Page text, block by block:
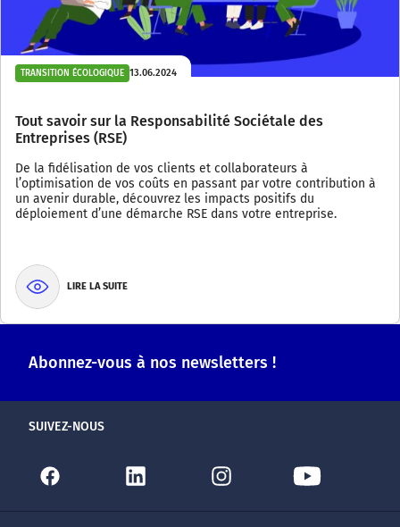
TRANSITION ÉCOLOGIQUE 13.06.2024
Tout savoir sur la Responsabilité Sociétale des
Entreprises (RSE)
De la fidélisation de vos clients et collaborateurs à
l’optimisation de vos coûts en passant par votre contribution à
un avenir durable, découvrez les impacts positifs du
déploiement d’une démarche RSE dans votre entreprise.
LIRE LA SUITE
Abonnez-vous à nos newsletters !
SUIVEZ-NOUS